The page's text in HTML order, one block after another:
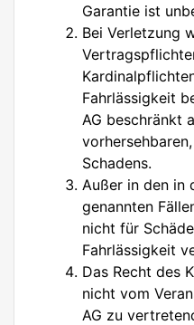
Garantie ist
Bei Verletzung
Fahrlässigkeit
AG beschränkt
Schadens.
Außer in den in
genannten
nicht für
Fahrlässigkeit
Das Recht des
nicht vom
AG zu